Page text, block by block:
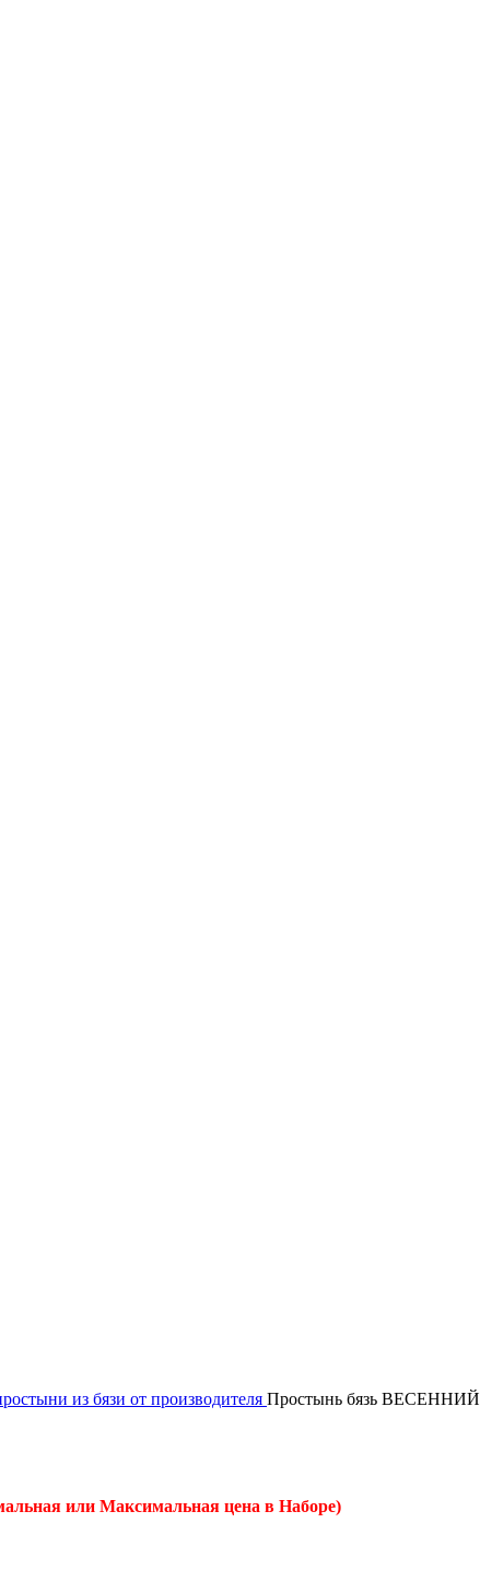
из бязи от производителя Простынь бязь
или Максимальная цена в Наборе)